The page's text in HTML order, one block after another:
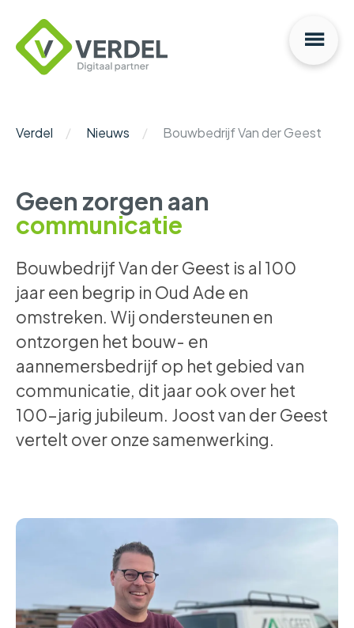
Verdel Nieuws Bouwbedrijf Van der Geest
Geen zorgen aan
communicatie
Bouwbedrijf Van der Geest is al 100
jaar een begrip in Oud Ade en
omstreken. Wij ondersteunen en
ontzorgen het bouw- en
aannemersbedrijf op het gebied van
communicatie, dit jaar ook over het
100-jarig jubileum. Joost van der Geest
vertelt over onze samenwerking.